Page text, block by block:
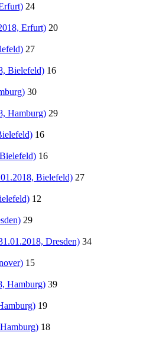
24
Erfurt) 20
27
Bielefeld) 16
30
Hamburg) 29
16
16
Bielefeld) 27
12
29
Dresden) 34
15
Hamburg) 39
19
18